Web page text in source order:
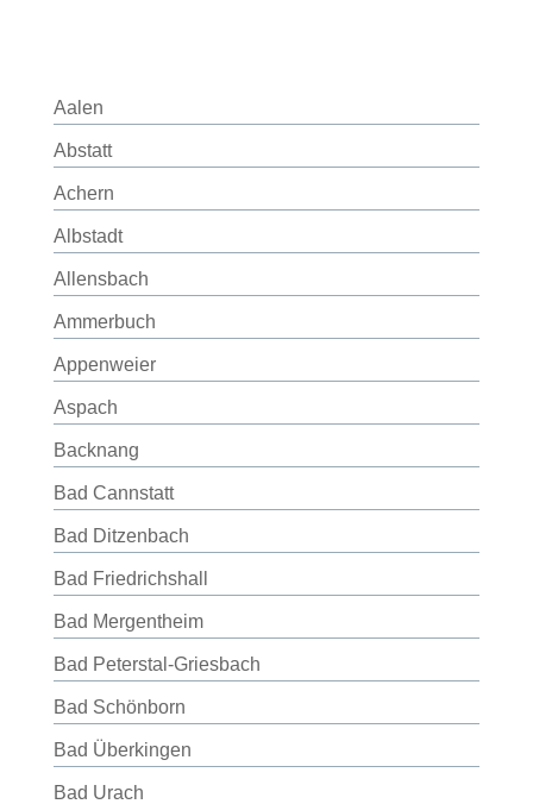
Aalen
Abstatt
Achern
Albstadt
Allensbach
Ammerbuch
Appenweier
Aspach
Backnang
Bad Cannstatt
Bad Ditzenbach
Bad Friedrichshall
Bad Mergentheim
Bad Peterstal-Griesbach
Bad Schönborn
Bad Überkingen
Bad Urach